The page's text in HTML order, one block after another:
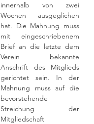
innerhalb von zwei
Wochen ausgeglichen
hat. Die Mahnung muss
mit eingeschriebenem
Brief an die letzte dem
Verein bekannte
Anschrift des Mitglieds
gerichtet sein. In der
Mahnung muss auf die
bevorstehende
Streichung der
Mitgliedschaft